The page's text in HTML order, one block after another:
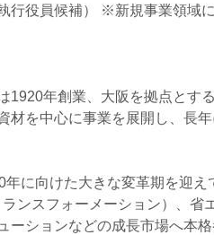
行役員候補） ※新規事業領域
1920年創業、大阪を拠点とす
材を中心に事業を展開し、長
年に向けた大きな変革期を迎
ンスフォーメーション）、
ーションなどの成長市場へ本